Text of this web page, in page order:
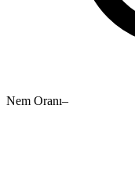
Nem Oranı–